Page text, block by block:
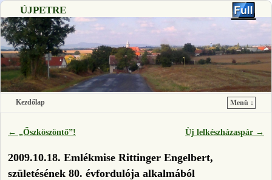
ÚJPETRE
Kezdőlap
Menü ↓
Bejegyzés navigáció
← „Őszköszöntő”! Ùj lelkészházaspár →
2009.10.18. Emlékmise Rittinger Engelbert,
születésének 80. évfordulója alkalmából